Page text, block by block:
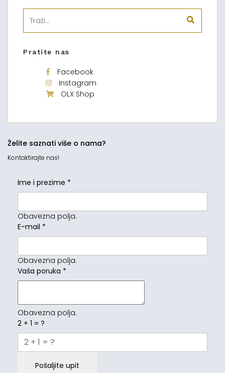
Pratite nas
Facebook
Instagram
OLX Shop
Želite saznati više o nama?
Kontaktirajte nas!
Ime i prezime *
Obavezna polja.
E-mail *
Obavezna polja.
Vaša poruka *
Obavezna polja.
2 + 1 = ?
Pošaljite upit